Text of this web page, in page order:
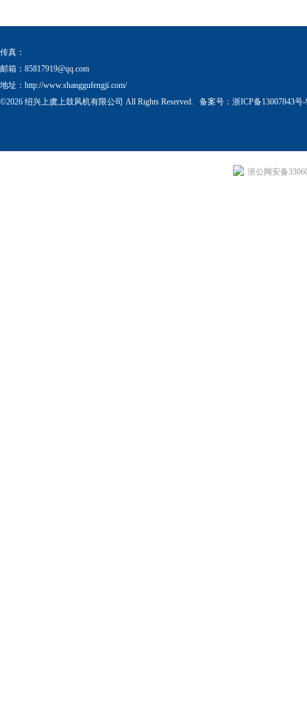
传真：
邮箱： 85817919@qq.com
地址：http://www.shanggufengji.com/
©2026 绍兴上虞上鼓风机有限公司 All Rights Reserved. 备案号： 浙ICP备13007843号-
浙公网安备